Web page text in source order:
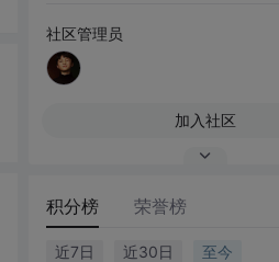
社区管理员
加入社区
积分榜 荣誉榜
近7日 近30日 至今